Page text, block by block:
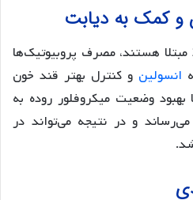
کمک به دیابت
نوع 2 مبتلا هستند، مصرف پروبیوتیک‌ها
انسولین و کنترل بهتر قند خون
وضعیت میکروفلور روده به
و در نتیجه می‌تواند در